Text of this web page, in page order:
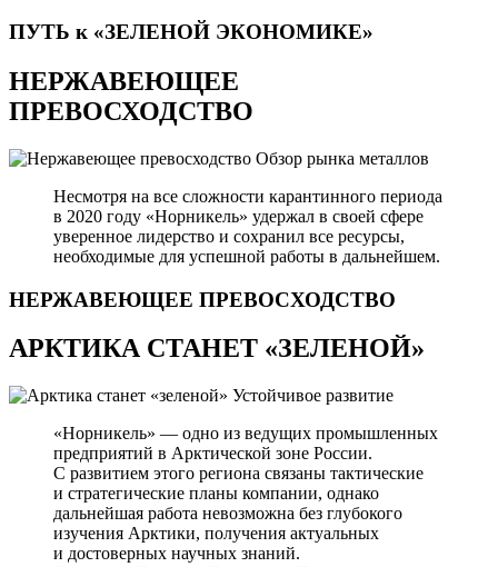
ПУТЬ к «ЗЕЛЕНОЙ ЭКОНОМИКЕ»
НЕРЖАВЕЮЩЕЕ
ПРЕВОСХОДСТВО
Обзор рынка металлов
Несмотря на все сложности карантинного периода
в 2020 году «Норникель» удержал в своей сфере
уверенное лидерство и сохранил все ресурсы,
необходимые для успешной работы в дальнейшем.
НЕРЖАВЕЮЩЕЕ ПРЕВОСХОДСТВО
АРКТИКА СТАНЕТ «ЗЕЛЕНОЙ»
Устойчивое развитие
«Норникель» — одно из ведущих промышленных
предприятий в Арктической зоне России.
С развитием этого региона связаны тактические
и стратегические планы компании, однако
дальнейшая работа невозможна без глубокого
изучения Арктики, получения актуальных
и достоверных научных знаний.